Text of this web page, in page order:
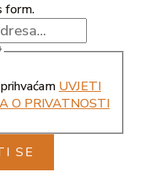
form.
UVJETI
O PRIVATNOSTI
SE